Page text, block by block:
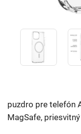
puzdro pre telefón
MagSafe, priesvitný